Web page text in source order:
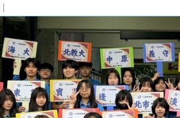
｜